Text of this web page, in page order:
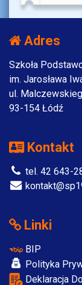
Adres
Szkoła
im. Jarosława
ul.
93-154 Łódź
Kontakt
tel. 42 643-
Linki
BIP
Polityka
Deklaracja